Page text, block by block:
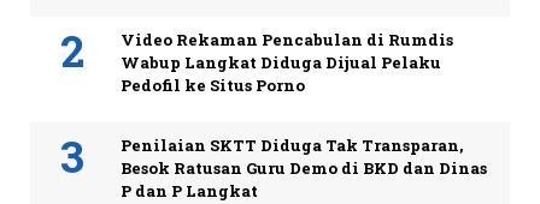
Video Rekaman Pencabulan di Rumdis
Wabup Langkat Diduga Dijual Pelaku
Pedofil ke Situs Porno
Penilaian SKTT Diduga Tak Transparan,
Besok Ratusan Guru Demo di BKD dan Dinas
P dan P Langkat